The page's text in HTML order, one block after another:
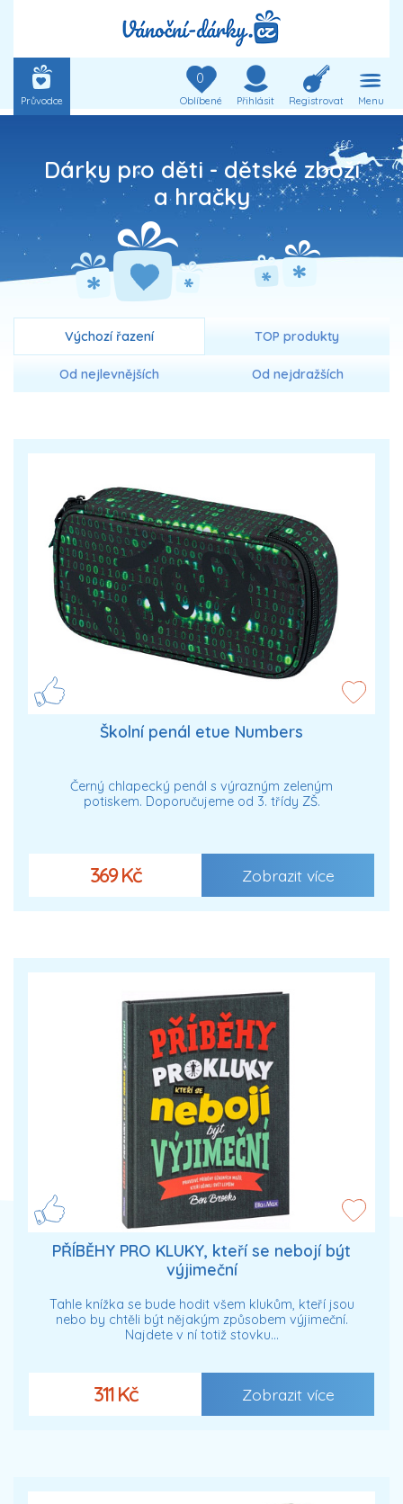
Průvodce
0
Oblíbené Přihlásit Registrovat Menu
Dárky pro děti - dětské zboží
a hračky
Výchozí řazení TOP produkty
Od nejlevnějších Od nejdražších
Školní penál etue Numbers
Černý chlapecký penál s výrazným zeleným
potiskem. Doporučujeme od 3. třídy ZŠ.
369 Kč Zobrazit více
PŘÍBĚHY PRO KLUKY, kteří se nebojí být
výjimeční
Tahle knížka se bude hodit všem klukům, kteří jsou
nebo by chtěli být nějakým způsobem výjimeční.
Najdete v ní totiž stovku…
311 Kč Zobrazit více